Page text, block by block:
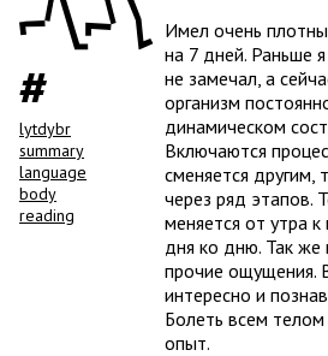
lytdybr
summary
language
body
reading
Имел очень
на 7 дней. Раньше
не замечал, а
организм
динамическом
Включаются
сменяется другим,
через ряд этапов.
меняется от утра к
дня ко дню. Так же
прочие ощущения.
интересно и
Болеть всем
опыт.